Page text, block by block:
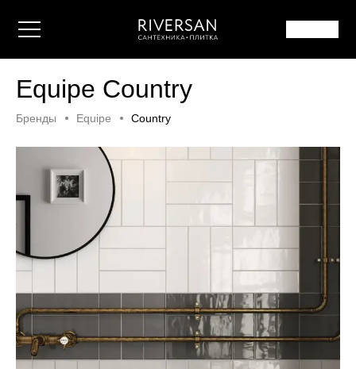
Equipe Country
Бренды Equipe Country